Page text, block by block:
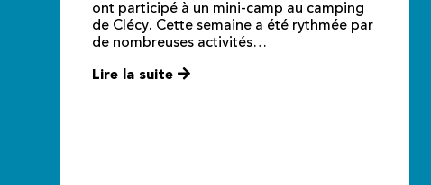
ont participé à un mini-camp au camping
de Clécy. Cette semaine a été rythmée par
de nombreuses activités…
Lire la suite